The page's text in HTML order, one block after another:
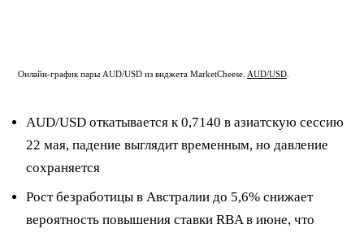
Онлайн-график пары AUD/USD из виджета MarketCheese. AUD/USD
AUD/USD откатывается к 0,7140 в азиатскую сессию
22 мая, падение выглядит временным, но давление
сохраняется
Рост безработицы в Австралии до 5,6% снижает
вероятность повышения ставки RBA в июне, что